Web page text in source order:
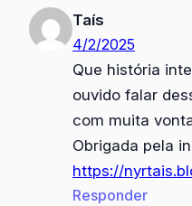
Taís
4/2/2025
Que história
ouvido falar
com muita
Obrigada pela
https://
Responder